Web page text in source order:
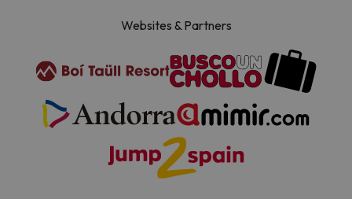
Websites & Partners